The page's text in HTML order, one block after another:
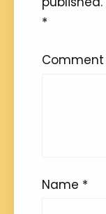
*
Comment
Name *